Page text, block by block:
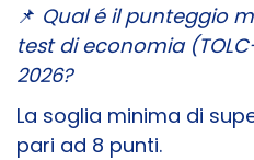
📌 Qual é il punteggio
test di economia
2026?
La soglia minima di
pari ad 8 punti.